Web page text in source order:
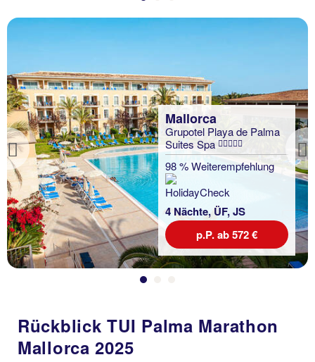
Previous
Mallorca
Grupotel Playa de Palma
Suites Spa
98 % Weiterempfehlung
4 Nächte, ÜF, JS
p.P. ab 572 €
Rückblick TUI Palma Marathon
Mallorca 2025